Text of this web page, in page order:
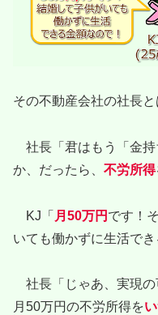
その不動産会社の社長
社長「君はもう「金持
か、だったら、 不労所得
KJ「 月50万円 です！
いても働かずに生活でき
社長「じゃあ、実現の
月50万円の不労所得を